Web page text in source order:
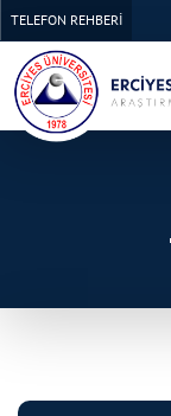
TELEFON REHBERİ